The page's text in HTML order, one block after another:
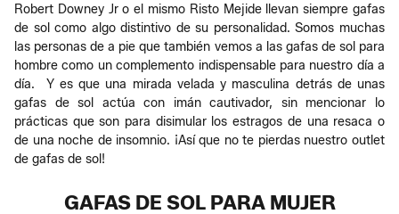
Robert Downey Jr o el mismo Risto Mejide llevan siempre gafas
de sol como algo distintivo de su personalidad. Somos muchas
las personas de a pie que también vemos a las gafas de sol para
hombre como un complemento indispensable para nuestro día a
día. Y es que una mirada velada y masculina detrás de unas
gafas de sol actúa con imán cautivador, sin mencionar lo
prácticas que son para disimular los estragos de una resaca o
de una noche de insomnio. ¡Así que no te pierdas nuestro outlet
de gafas de sol!
GAFAS DE SOL PARA MUJER